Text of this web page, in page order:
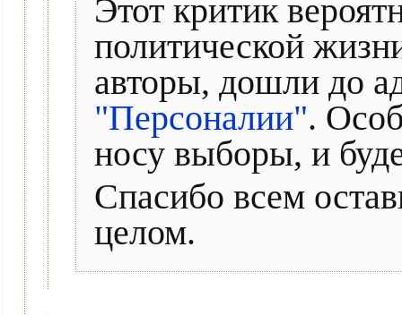
Этот критик
политической
авторы, дошли до
"Персоналии".
носу выборы, и
Спасибо всем
целом.